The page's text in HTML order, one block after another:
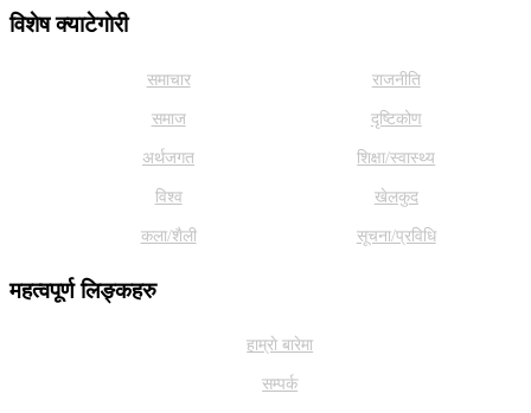
विशेष क्याटेगाेरी
समाचार राजनीति
समाज दृष्टिकोण
अर्थजगत शिक्षा/स्वास्थ्य
विश्व खेलकुद
कला/शैली सूचना/प्रविधि
महत्वपूर्ण लिङ्कहरु
हाम्राे बारेमा
सम्पर्क